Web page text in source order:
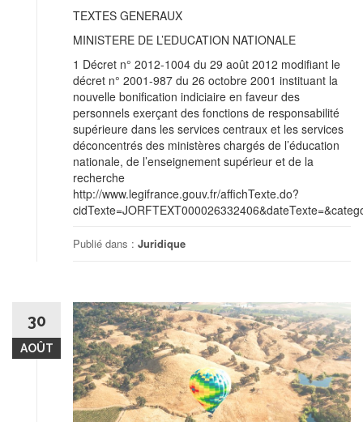
TEXTES GENERAUX
MINISTERE DE L’EDUCATION NATIONALE
1 Décret n° 2012-1004 du 29 août 2012 modifiant le
décret n° 2001-987 du 26 octobre 2001 instituant la
nouvelle bonification indiciaire en faveur des
personnels exerçant des fonctions de responsabilité
supérieure dans les services centraux et les services
déconcentrés des ministères chargés de l’éducation
nationale, de l’enseignement supérieur et de la
recherche
http://www.legifrance.gouv.fr/affichTexte.do?
Publié dans : Juridique
30
AOÛT